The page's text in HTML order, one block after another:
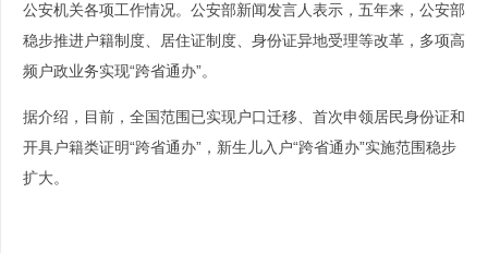
公安机关各项工作情况。公安部新闻发言人表示，五年来，公安部
稳步推进户籍制度、居住证制度、身份证异地受理等改革，多项高
频户政业务实现“跨省通办”。
据介绍，目前，全国范围已实现户口迁移、首次申领居民身份证和
开具户籍类证明“跨省通办”，新生儿入户“跨省通办”实施范围稳步
扩大。